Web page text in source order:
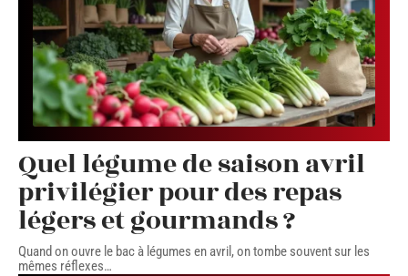
Quel légume de saison avril
privilégier pour des repas
légers et gourmands ?
Quand on ouvre le bac à légumes en avril, on tombe souvent sur les
mêmes réflexes…